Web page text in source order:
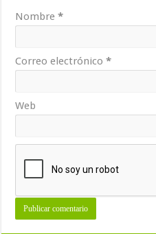
Nombre*
Correo electrónico*
Web